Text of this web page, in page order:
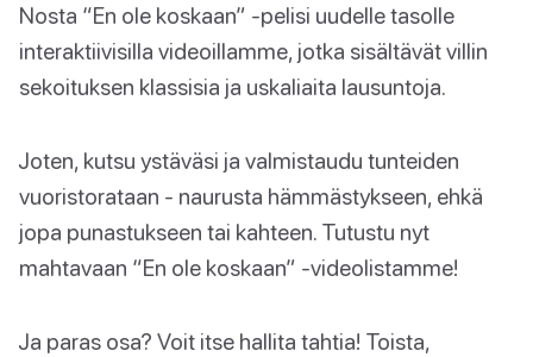
Nosta “En ole koskaan” -pelisi uudelle tasolle
interaktiivisilla videoillamme, jotka sisältävät villin
sekoituksen klassisia ja uskaliaita lausuntoja.
Joten, kutsu ystäväsi ja valmistaudu tunteiden
vuoristorataan - naurusta hämmästykseen, ehkä
jopa punastukseen tai kahteen. Tutustu nyt
mahtavaan “En ole koskaan” -videolistamme!
Ja paras osa? Voit itse hallita tahtia! Toista,